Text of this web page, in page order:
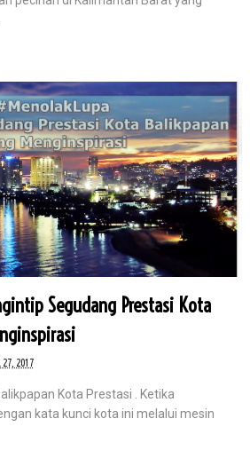
Segudang Prestasi Kota
2017
Kota Prestasi . Ketika
kata kunci kota ini melalui mesin